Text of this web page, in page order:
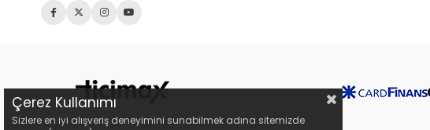
Çerez Kullanımı
Sizlere en iyi alışveriş deneyimini sunabilmek adına sitemizde